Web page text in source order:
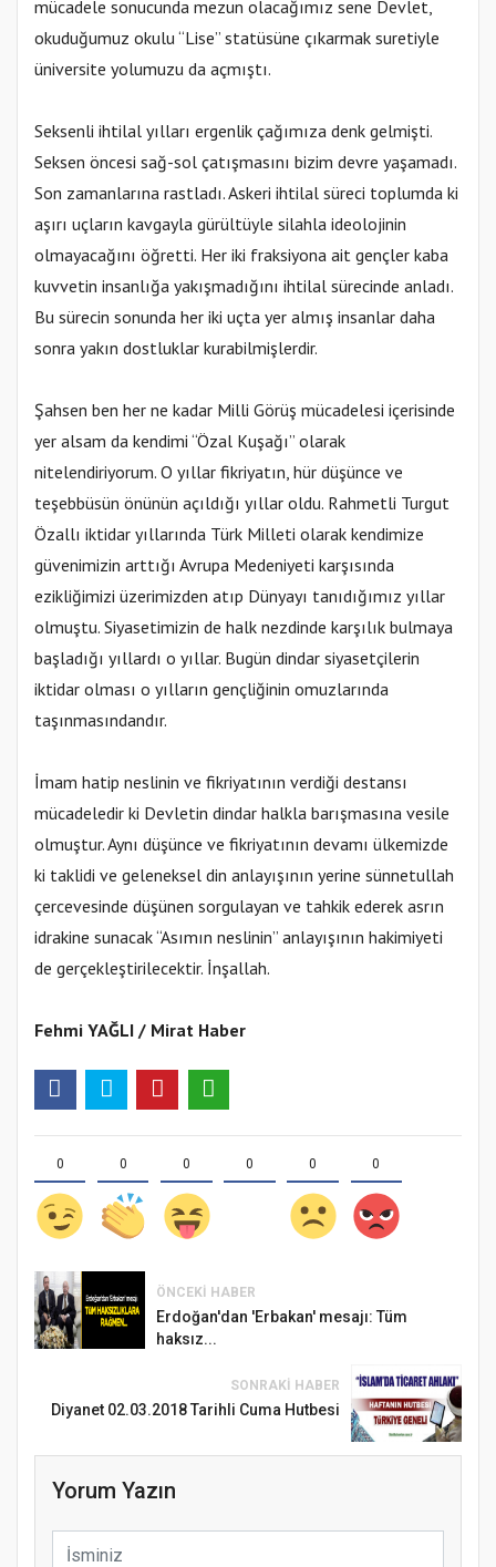
mücadele sonucunda mezun olacağımız sene Devlet,
okuduğumuz okulu “Lise” statüsüne çıkarmak suretiyle
üniversite yolumuzu da açmıştı.
Seksenli ihtilal yılları ergenlik çağımıza denk gelmişti.
Seksen öncesi sağ-sol çatışmasını bizim devre yaşamadı.
Son zamanlarına rastladı. Askeri ihtilal süreci toplumda ki
aşırı uçların kavgayla gürültüyle silahla ideolojinin
olmayacağını öğretti. Her iki fraksiyona ait gençler kaba
kuvvetin insanlığa yakışmadığını ihtilal sürecinde anladı.
Bu sürecin sonunda her iki uçta yer almış insanlar daha
sonra yakın dostluklar kurabilmişlerdir.
Şahsen ben her ne kadar Milli Görüş mücadelesi içerisinde
yer alsam da kendimi “Özal Kuşağı” olarak
nitelendiriyorum. O yıllar fikriyatın, hür düşünce ve
teşebbüsün önünün açıldığı yıllar oldu. Rahmetli Turgut
Özallı iktidar yıllarında Türk Milleti olarak kendimize
güvenimizin arttığı Avrupa Medeniyeti karşısında
ezikliğimizi üzerimizden atıp Dünyayı tanıdığımız yıllar
olmuştu. Siyasetimizin de halk nezdinde karşılık bulmaya
başladığı yıllardı o yıllar. Bugün dindar siyasetçilerin
iktidar olması o yılların gençliğinin omuzlarında
taşınmasındandır.
İmam hatip neslinin ve fikriyatının verdiği destansı
mücadeledir ki Devletin dindar halkla barışmasına vesile
olmuştur. Aynı düşünce ve fikriyatının devamı ülkemizde
ki taklidi ve geleneksel din anlayışının yerine sünnetullah
çercevesinde düşünen sorgulayan ve tahkik ederek asrın
idrakine sunacak “Asımın neslinin” anlayışının hakimiyeti
de gerçekleştirilecektir. İnşallah.
Fehmi YAĞLI / Mirat Haber
0 0 0 0 0 0
ÖNCEKI HABER
Erdoğan'dan 'Erbakan' mesajı: Tüm
haksız...
SONRAKI HABER
Diyanet 02.03.2018 Tarihli Cuma Hutbesi
Yorum Yazın
Samsun Atakum’da Ayasofya Camii